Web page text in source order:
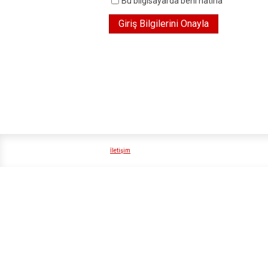
İletişim